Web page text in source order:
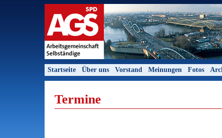
Startseite Über uns Vorstand Meinungen Fotos
Termine